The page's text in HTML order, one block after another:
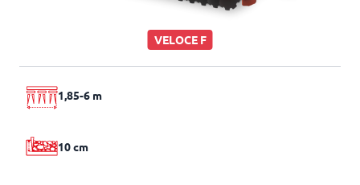
VELOCE F
1,85-6 m
10 cm